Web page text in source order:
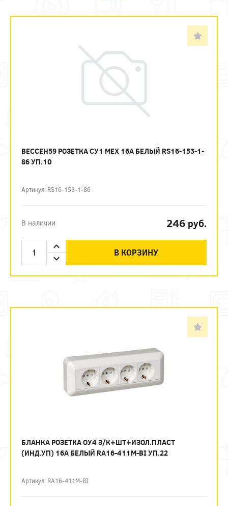
ВЕССЕН59 РОЗЕТКА СУ1 МЕХ 16А БЕЛЫЙ RS16-153-1-
86 УП.10
Артикул: RS16-153-1-86
В наличии 246 руб.
В КОРЗИНУ
БЛАНКА РОЗЕТКА ОУ4 З/К+ШТ+ИЗОЛ.ПЛАСТ
(ИНД.УП) 16А БЕЛЫЙ RA16-411M-BI УП.22
Артикул: RA16-411M-BI